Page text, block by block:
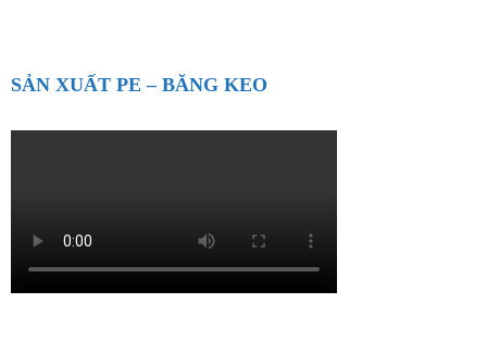
SẢN XUẤT PE – BĂNG KEO